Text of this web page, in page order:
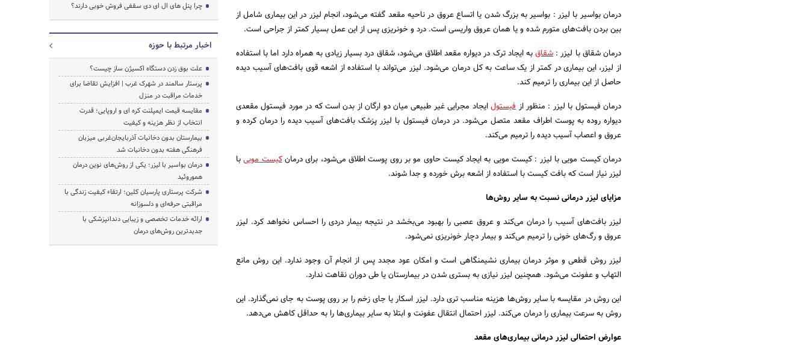
درمان بواسیر با لیزر : بواسیر به بزرگ شدن یا اتساع عروق در ناحیه مقعد گفته می‌شود، انجام لیزر در این بیماری شامل از
بین بردن بافت‌های متورم شده و یا همان عروق واریسی است. درد و خونریزی پس از این عمل بسیار کمتر از جراحی است.
درمان شقاق با لیزر :شقاقبه ایجاد ترک در دیواره مقعد اطلاق می‌شود، شقاق درد بسیار زیادی به همراه دارد اما با استفاده
از لیزر، این بیماری در کمتر از یک ساعت به کل درمان می‌شود. لیزر می‌تواند با استفاده از اشعه قوی بافت‌های آسیب دیده
حاصل از این بیماری را ترمیم کند.
درمان فیستول با لیزر : منظور ازفیستولایجاد مجرایی غیر طبیعی میان دو ارگان از بدن است که در مورد فیستول مقعدی
دیواره روده به پوست اطراف مقعد متصل می‌شود. در درمان فیستول با لیزر پزشک بافت‌های آسیب دیده را درمان کرده و
عروق و اعصاب آسیب دیده را ترمیم می‌کند.
درمان کیست مویی با لیزر : کیست مویی به ایجاد کیست حاوی مو بر روی پوست اطلاق می‌شود، برای درمانکیست موییبا
لیزر نیاز است که بافت کیست با استفاده از اشعه برش خورده و جدا شوند.
مزایای لیزر درمانی نسبت به سایر روش‌ها
لیزر بافت‌های آسیب را درمان می‌کند و عروق عصبی را بهبود می‌بخشد در نتیجه بیمار دردی را احساس نخواهد کرد. لیزر
عروق و رگ‌های خونی را ترمیم می‌کند و بیمار دچار خونریزی نمی‌شود.
لیزر روش قطعی و موثر درمان بیماری نشیمنگاهی است و امکان عود مجدد پس از انجام آن وجود ندارد. این روش مانع
التهاب و عفونت می‌شود. همچنین لیزر نیازی به بستری شدن در بیمارستان یا طی دوران نقاهت ندارد.
این روش در مقایسه با سایر روش‌ها هزینه مناسب تری دارد. لیزر اسکار یا جای زخم را بر روی پوست به جای نمی‌گذارد. این
روش به سرعت بیماری را درمان می‌کند. لیزر احتمال انتقال عفونت و ابتلا به سایر بیماری‌ها را به حداقل کاهش می‌دهد.
عوارض احتمالی لیزر درمانی بیماری‌های مقعد
چرا پنل های ال ای دی سقفی فروش خوبی دارند؟
اخبار مرتبط با حوزه
علت بوق زدن دستگاه اکسیژن ساز چیست؟
پرستار سالمند در شهرک غرب | افزایش تقاضا برای
خدمات مراقبت در منزل
مقایسه قیمت ایمپلنت کره ای و اروپایی؛ قدرت
انتخاب از نظر هزینه و کیفیت
بیمارستان بدون دخانیات آذربایجان‌غربی میزبان
فرهنگی هفته بدون دخانیات شد
درمان بواسیر با لیزر؛ یکی از روش‌های نوین درمان
هموروئید
شرکت پرستاری پارسیان کلین؛ ارتقاء کیفیت زندگی با
مراقبتی حرفه‌ای و دلسوزانه
ارائه خدمات تخصصی و زیبایی دندانپزشکی با
جدیدترین روش‌های درمان